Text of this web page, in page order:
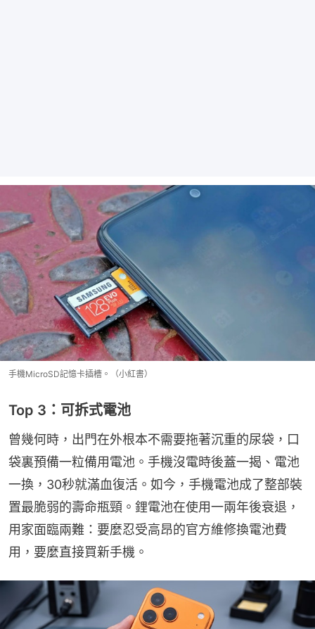
手機MicroSD記憶卡插槽。（小紅書）
Top 3：可拆式電池
曾幾何時，出門在外根本不需要拖著沉重的尿袋，口
袋裏預備一粒備用電池。手機沒電時後蓋一揭、電池
一換，30秒就滿血復活。如今，手機電池成了整部裝
置最脆弱的壽命瓶頸。鋰電池在使用一兩年後衰退，
用家面臨兩難：要麼忍受高昂的官方維修換電池費
用，要麼直接買新手機。